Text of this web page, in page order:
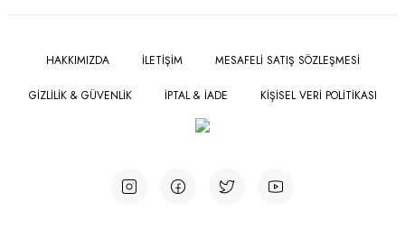
HAKKIMIZDA İLETİŞİM MESAFELİ SATIŞ SÖZLEŞMESİ
GİZLİLİK & GÜVENLİK İPTAL & İADE KİŞİSEL VERİ POLİTİKASI